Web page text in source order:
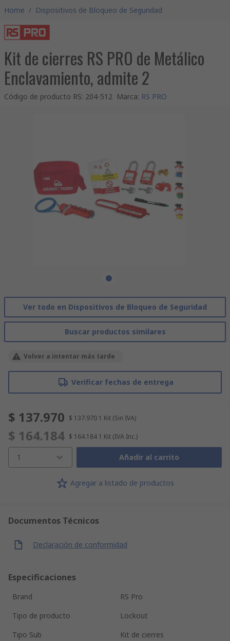
Home / Dispositivos de Bloqueo de Seguridad
Kit de cierres RS PRO de Metálico
Enclavamiento, admite 2
Código de producto RS: 204-512 Marca: RS PRO
Ver todo en Dispositivos de Bloqueo de Seguridad
Buscar productos similares
Volver a intentar más tarde
Verificar fechas de entrega
$ 137.970 $ 137.970 1 Kit (Sin IVA)
$ 164.184 $ 164.184 1 Kit (IVA Inc.)
1 Añadir al carrito
Agregar a listado de productos
Documentos Técnicos
Declaración de conformidad
Especificaciones
Brand
RS Pro
Tipo de producto
Lockout
Tipo Sub
Kit de cierres